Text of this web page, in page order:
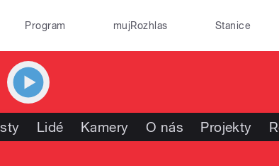
Program mujRozhlas Stanice
Lidé Kamery O nás Projekty